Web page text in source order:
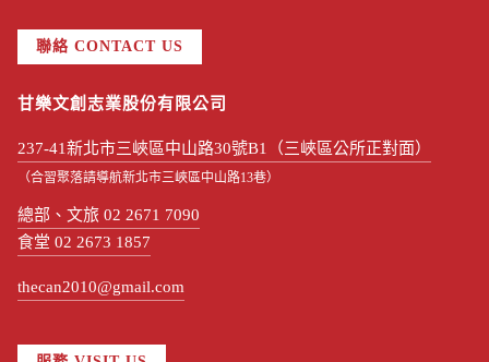
聯絡 CONTACT US
甘樂文創志業股份有限公司
237-41新北市三峽區中山路30號B1（三峽區公所正對面）
（合習聚落請導航新北市三峽區中山路13巷）
總部、文旅 02 2671 7090
食堂 02 2673 1857
thecan2010@gmail.com